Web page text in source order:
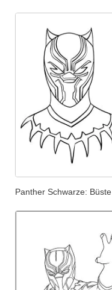
Panther Schwarze: Büste